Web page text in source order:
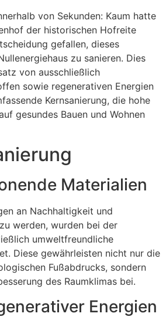
von Sekunden: Kaum hatte
der historischen Hofreite
gefallen, dieses
zu sanieren. Dies
von ausschließlich
sowie regenerativen Energien
Kernsanierung, die hohe
gesundes Bauen und Wohnen
Materialien
an Nachhaltigkeit und
werden, wurden bei der
umweltfreundliche
Diese gewährleisten nicht nur die
Fußabdrucks, sondern
des Raumklimas bei.
Energien